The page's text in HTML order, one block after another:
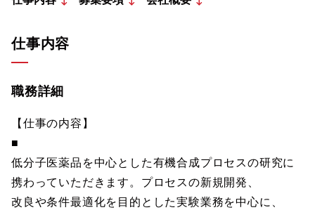
仕事内容
職務詳細
【仕事の内容】
■
低分子医薬品を中心とした有機合成プロセスの研究に
携わっていただきます。プロセスの新規開発、
改良や条件最適化を目的とした実験業務を中心に、